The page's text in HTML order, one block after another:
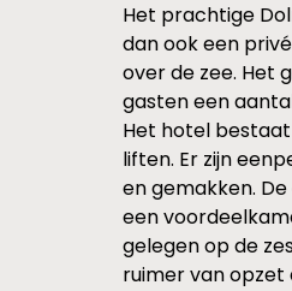
Het prachtige
dan ook een
over de zee. Het
gasten een
Het hotel
liften. Er zijn
en gemakken.
een
gelegen op de
ruimer van opzet